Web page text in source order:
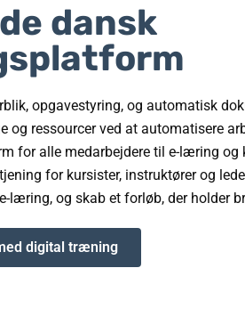
dansk
opgavestyring, og automatisk
og ressourcer ved at automatisere
for alle medarbejdere til e-læring og
for kursister, instruktører og
læring, og skab et forløb, der holder
digital træning